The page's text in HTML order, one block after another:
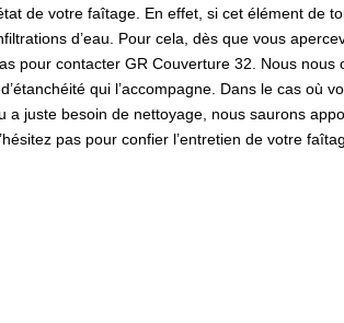
de votre faîtage. En effet, si cet élément de
d’eau. Pour cela, dès que vous
pour contacter GR Couverture 32. Nous nous
qui l’accompagne. Dans le cas où
a juste besoin de nettoyage, nous saurons
pas pour confier l’entretien de votre